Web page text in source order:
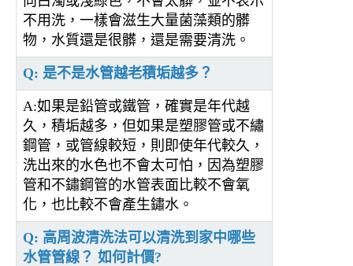
不用洗，一樣會滋生大量菌藻類的髒
物，水質還是很髒，還是需要清洗。
Q: 是不是水管越老積垢越多？
A:如果是鉛管或鐵管，確實是年代越
久，積垢越多，但如果是塑膠管或不繡
鋼管，或管線較短，則即使年代較久，
洗出來的水色也不會太可怕，因為塑膠
管和不鏽鋼管的水管表面比較不會氧
化，也比較不會產生鏽水。
Q: 高周波清洗法可以清洗到家中哪些
水管管線？ 如何計價?